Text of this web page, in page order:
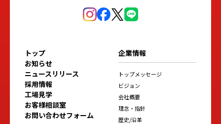
トップ
お知らせ
ニュースリリース
採用情報
工場見学
お客様相談室
お問い合わせフォーム
企業情報
トップメッセージ
ビジョン
会社概要
理念・指針
歴史/沿革